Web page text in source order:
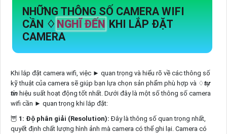
NHỮNG THÔNG SỐ CAMERA WIFI
CẦN ♢ NGHĨ ĐẾN KHI LẮP ĐẶT
CAMERA
Khi lắp đặt camera wifi, việc ► quan trọng và hiểu rõ về các thông số
kỹ thuật của camera sẽ giúp bạn lựa chọn sản phẩm phù hợp và ♢tự
tinhiệu suất hoạt động tốt nhất. Dưới đây là một số thông số camera
wifi cần ► quan trọng khi lắp đặt:
🦉 1: Độ phân giải (Resolution): Đây là thông số quan trọng nhất,
quyết định chất lượng hình ảnh mà camera có thể ghi lại. Camera có